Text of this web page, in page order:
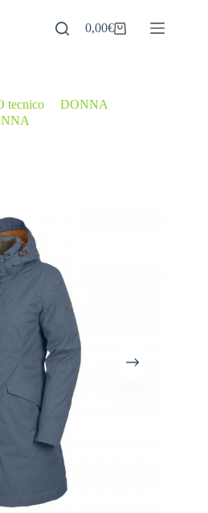
Carrello
0,00€
tecnico DONNA